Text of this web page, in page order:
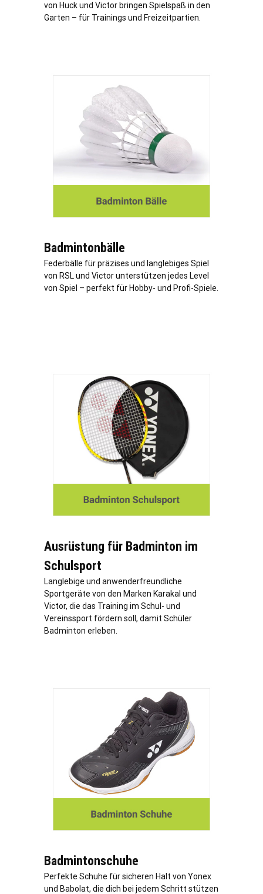
von Huck und Victor bringen Spielspaß in den
Garten – für Trainings und Freizeitpartien.
Badmintonbälle
Federbälle für präzises und langlebiges Spiel
von RSL und Victor unterstützen jedes Level
von Spiel – perfekt für Hobby- und Profi-Spiele.
Ausrüstung für Badminton im
Schulsport
Langlebige und anwenderfreundliche
Sportgeräte von den Marken Karakal und
Victor, die das Training im Schul- und
Vereinssport fördern soll, damit Schüler
Badminton erleben.
Badmintonschuhe
Perfekte Schuhe für sicheren Halt von Yonex
und Babolat, die dich bei jedem Schritt stützen